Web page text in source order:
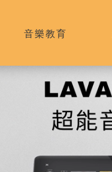
音樂教育